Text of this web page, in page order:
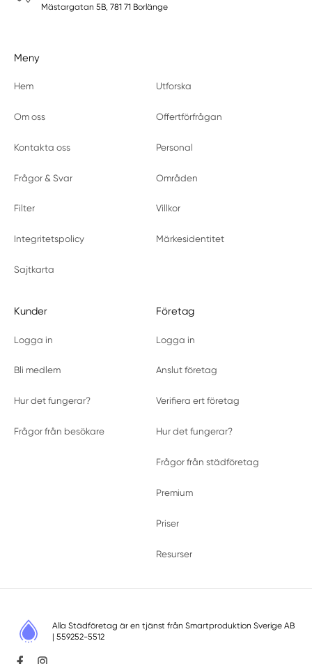
Mästargatan 5B, 781 71 Borlänge
Meny
Hem Utforska
Om oss Offertförfrågan
Kontakta oss Personal
Frågor & Svar Områden
Filter Villkor
Integritetspolicy Märkesidentitet
Sajtkarta
Kunder
Logga in
Bli medlem
Hur det fungerar?
Frågor från besökare
Företag
Logga in
Anslut företag
Verifiera ert företag
Hur det fungerar?
Frågor från städföretag
Premium
Priser
Resurser
Alla Städföretag är en tjänst från Smartproduktion Sverige AB
| 559252-5512